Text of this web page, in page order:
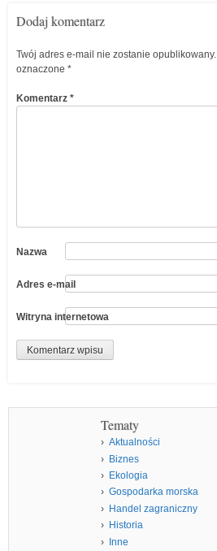
Dodaj komentarz
Twój adres e-mail nie zostanie opublikowany.
oznaczone *
Komentarz *
Nazwa
Adres e-mail
Witryna internetowa
Tematy
Aktualności
Biznes
Ekologia
Gospodarka morska
Handel zagraniczny
Historia
Inne